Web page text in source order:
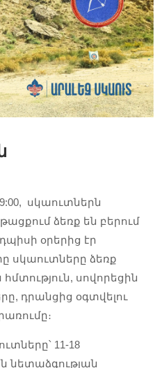
սկաուտներն
ձեռք են բերում
օրերից էր
սկաուտները ձեռք
սովորեցին
դրանցից օգտվելու
11-18
նետաձգության